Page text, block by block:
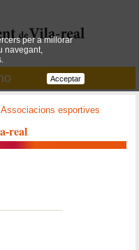
Associacions esportives
real
per a millorar
navegant,
Acceptar